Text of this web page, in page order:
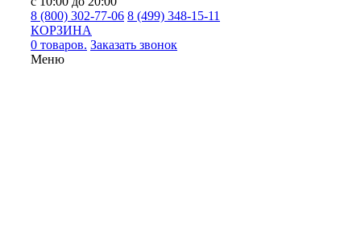
8 (800) 302-77-06 8 (499) 348-15-11
КОРЗИНА
0 товаров. Заказать звонок
Меню